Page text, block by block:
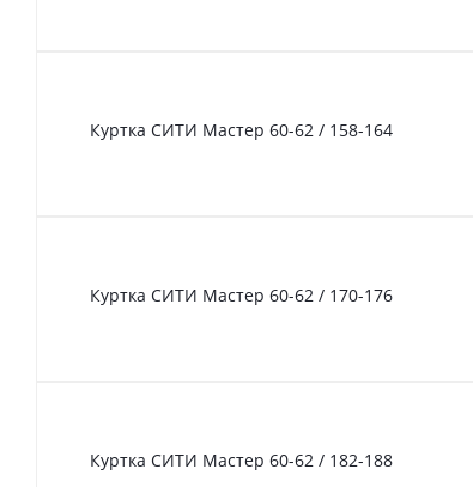
Куртка СИТИ Мастер 60-62 / 158-164
Куртка СИТИ Мастер 60-62 / 170-176
Куртка СИТИ Мастер 60-62 / 182-188